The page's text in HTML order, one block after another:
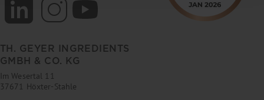
TH. GEYER INGREDIENTS
GMBH & CO. KG
Im Wesertal 11
37671 Höxter-Stahle